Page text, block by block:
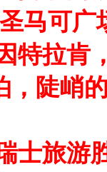
马可广
特拉
，陡峭
士旅